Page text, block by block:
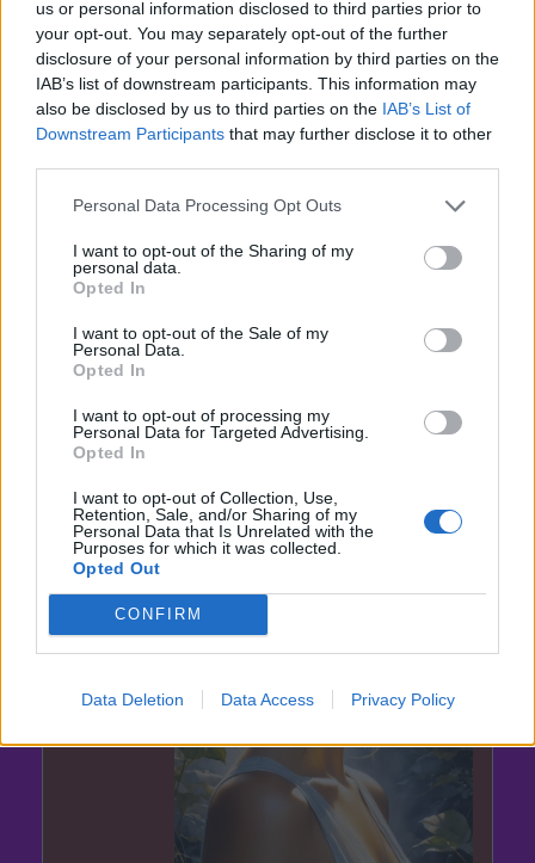
us or personal information disclosed to third parties prior to
your opt-out. You may separately opt-out of the further
disclosure of your personal information by third parties on the
IAB’s list of downstream participants. This information may
also be disclosed by us to third parties on the IAB’s List of
Downstream Participants that may further disclose it to other
Personal Data Processing Opt Outs
I want to opt-out of the Sharing of my
personal data.
Opted In
I want to opt-out of the Sale of my
Personal Data.
Opted In
I want to opt-out of processing my
Personal Data for Targeted Advertising.
Opted In
I want to opt-out of Collection, Use,
Retention, Sale, and/or Sharing of my
Personal Data that Is Unrelated with the
Purposes for which it was collected.
Opted Out
CONFIRM
Data Deletion Data Access Privacy Policy
lida1pesornova
(před 13 hodinami)
VEČER,,,,,hezký večer,,,